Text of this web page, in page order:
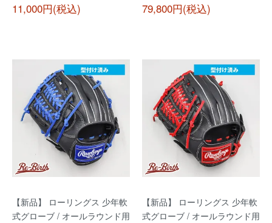
11,000円(税込) 79,800円(税込)
【新品】 ローリングス 少年軟
式グローブ / オールラウンド用
【新品】 ローリングス 少年軟
式グローブ / オールラウンド用